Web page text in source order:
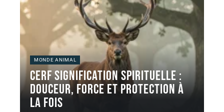
MONDE ANIMAL
Cerf signification spirituelle :
douceur, force et protection à
la fois